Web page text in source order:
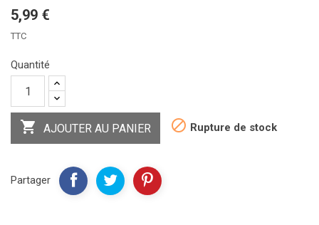
5,99 €
TTC
Quantité
 AJOUTER AU PANIER  Rupture de stock
Partager